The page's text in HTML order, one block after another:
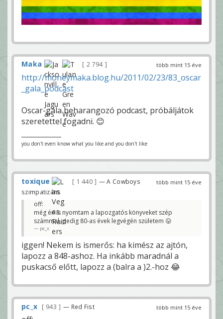
több mint 15 éve
Maka 2 794
http://moneymaka.blog.hu/2011/02/23/83_oscar
_gala_podcast
Oscar-gála beharangozó podcast, próbáljátok
szeretettel fogadni. 😊
you don't even know what you like and you don't like
több mint 15 éve
toxique 1 440
— A Cowboys
szimpatizáns
off:
még én is nyomtam a lapozgatós könyveket szép
számmal, pedig 80-as évek legvégén születem 😛
pc_x
iggen! Nekem is ismerős: ha kimész az ajtón,
lapozz a 848-ashoz. Ha inkább maradnál a
puskacső előtt, lapozz a (balra a )2.-hoz 😂
több mint 15 éve
pc_x 943 — Red Fist